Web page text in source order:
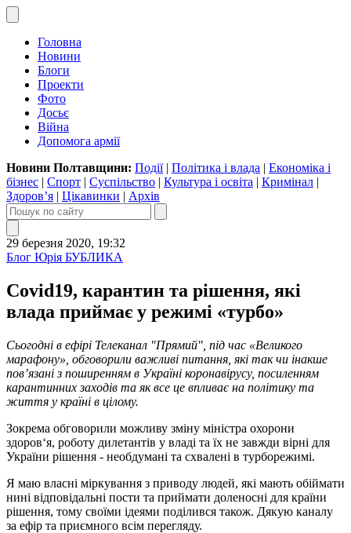
Головна
Новини
Блоги
Проекти
Фото
Досьє
Війна
Допомога армії
Новини Полтавщини: Події| Політика і влада | Економіка і
бізнес | Спорт | Суспільство | Культура і освіта | Кримінал |
Здоров’я | Цікавинки | Архів
29 березня 2020, 19:32
Блог Юрія БУБЛИКА
Соvid19, карантин та рішення, які
влада приймає у режимі «турбо»
Сьогодні в ефірі Телеканал "Прямий", під час «Великого
марафону», обговорили важливі питання, які так чи інакше
пов’язані з поширенням в Україні коронавірусу, посиленням
карантинних заходів та як все це впливає на політику та
життя у країні в цілому.
Зокрема обговорили можливу зміну міністра охорони
здоров‘я, роботу дилетантів у владі та їх не завжди вірні для
України рішення - необдумані та схвалені в турборежимі.
Я маю власні міркування з приводу людей, які мають обіймати
нині відповідальні пости та приймати доленосні для країни
рішення, тому своїми ідеями поділився також. Дякую каналу
за ефір та приємного всім перегляду.